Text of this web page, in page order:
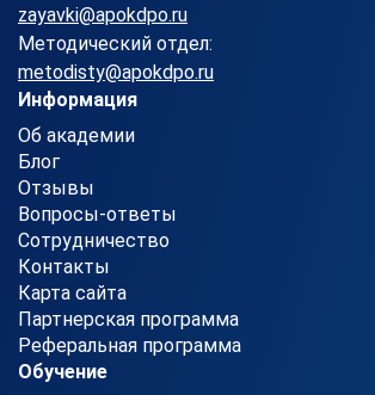
zayavki@apokdpo.ru
Методический отдел:
metodisty@apokdpo.ru
Информация
Об академии
Блог
Отзывы
Вопросы-ответы
Сотрудничество
Контакты
Карта сайта
Партнерская программа
Реферальная программа
Обучение